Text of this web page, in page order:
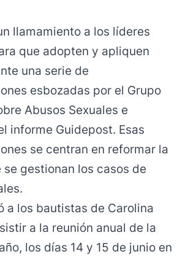
llamamiento a los líderes
que adopten y apliquen
una serie de
esbozadas por el Grupo
Abusos Sexuales e
informe Guidepost. Esas
se centran en reformar la
se gestionan los casos de
a los bautistas de Carolina
a la reunión anual de la
los días 14 y 15 de junio en